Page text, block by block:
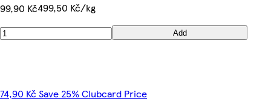
99,90 Kč499,50 Kč/kg
Add
74,90 Kč Save 25% Clubcard Price